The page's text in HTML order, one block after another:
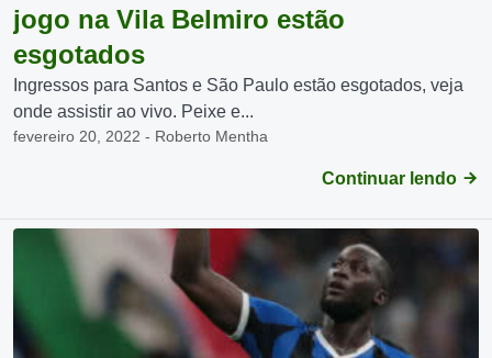
jogo na Vila Belmiro estão
esgotados
Ingressos para Santos e São Paulo estão esgotados, veja
onde assistir ao vivo. Peixe e...
fevereiro 20, 2022 - Roberto Mentha
Continuar lendo